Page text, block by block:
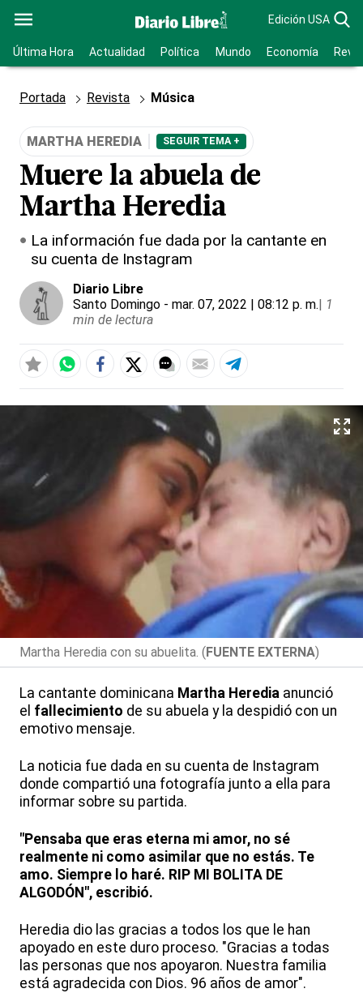
Edición USA
Última Hora Actualidad Política Mundo Economía
Portada Revista Música
MARTHA HEREDIA SEGUIR TEMA +
Muere la abuela de
Martha Heredia
La información fue dada por la cantante en
su cuenta de Instagram
Diario Libre
Santo Domingo - mar. 07, 2022 | 08:12 p. m.| 1
min de lectura
Martha Heredia con su abuelita. (FUENTE EXTERNA)
La cantante dominicana Martha Heredia anunció
el fallecimiento de su abuela y la despidió con un
emotivo mensaje.
La noticia fue dada en su cuenta de Instagram
donde compartió una fotografía junto a ella para
informar sobre su partida.
"Pensaba que eras eterna mi amor, no sé
realmente ni como asimilar que no estás. Te
amo. Siempre lo haré. RIP MI BOLITA DE
ALGODÓN", escribió.
Heredia dio las gracias a todos los que le han
apoyado en este duro proceso. "Gracias a todas
las personas que nos apoyaron. Nuestra familia
está agradecida con Dios. 96 años de amor".